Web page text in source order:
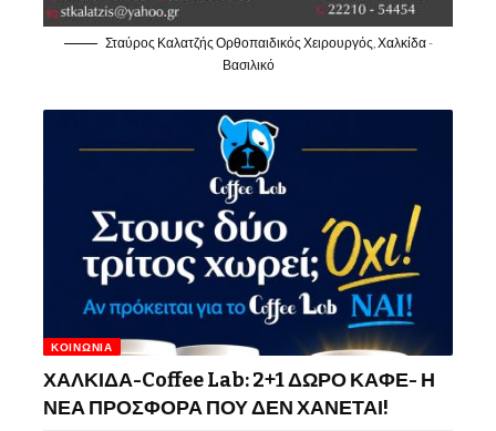
Σταύρος Καλατζής Ορθοπαιδικός Χειρουργός, Χαλκίδα -
Βασιλικό
ΚΟΙΝΩΝΊΑ
ΧΑΛΚΙΔΑ-Coffee Lab: 2+1 ΔΩΡΟ ΚΑΦΕ- Η
ΝΕΑ ΠΡΟΣΦΟΡΑ ΠΟΥ ΔΕΝ ΧΑΝΕΤΑΙ!